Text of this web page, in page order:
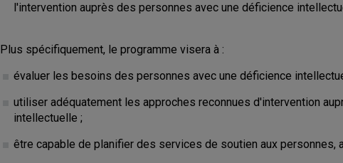
l'intervention auprès des personnes avec une déficience
Plus spécifiquement, le programme visera à :
évaluer les besoins des personnes avec une déficience
utiliser adéquatement les approches reconnues d'intervention
intellectuelle ;
être capable de planifier des services de soutien aux personnes,